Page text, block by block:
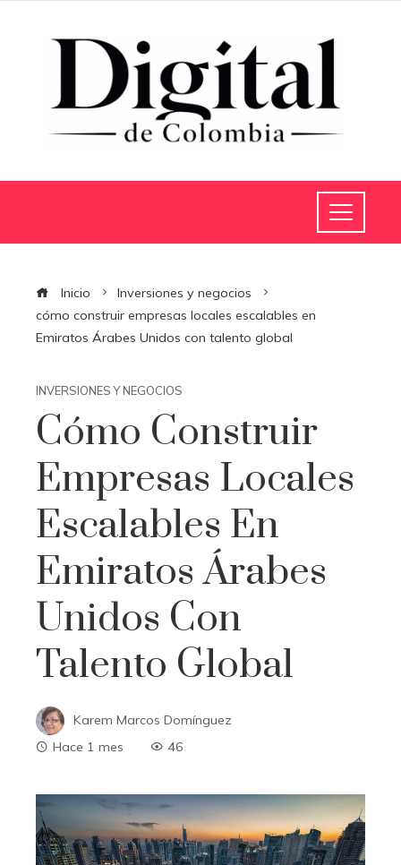
Inicio
Inversiones y negocios
cómo construir empresas locales escalables en
Emiratos Árabes Unidos con talento global
INVERSIONES Y NEGOCIOS
Cómo Construir
Empresas Locales
Escalables En
Emiratos Árabes
Unidos Con
Talento Global
Karem Marcos Domínguez
Hace 1 mes
46